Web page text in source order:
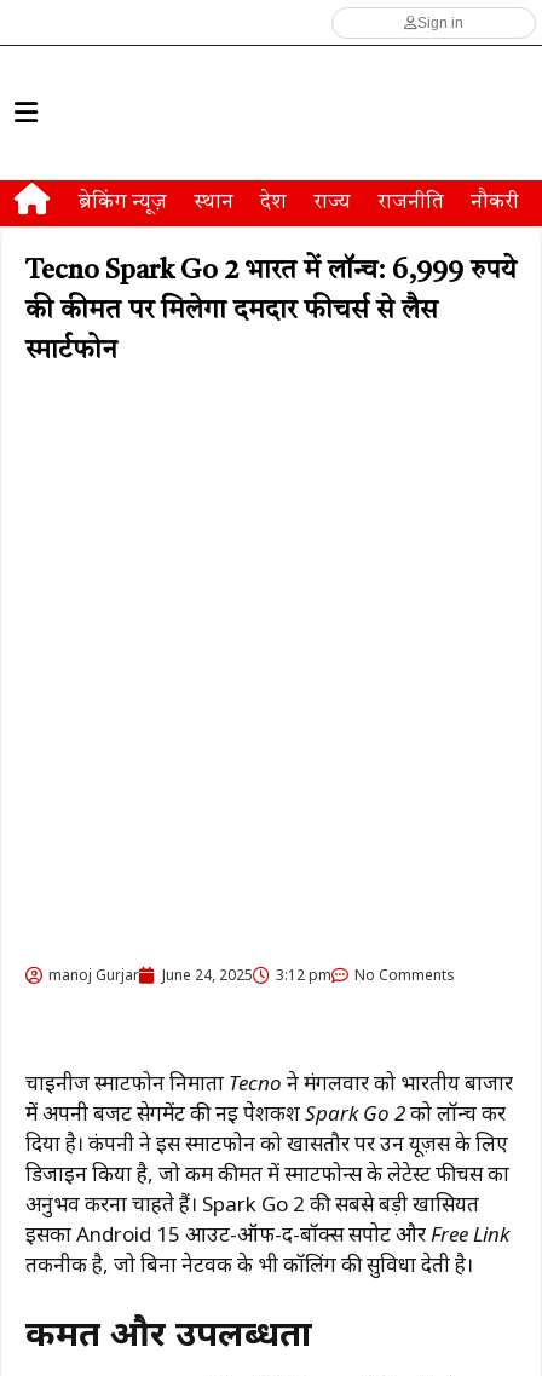
Sign in
ब्रेकिंग न्यूज़ स्थान देश राज्य राजनीति नौकरी
Tecno Spark Go 2 भारत में लॉन्च: 6,999 रुपये
की कीमत पर मिलेगा दमदार फीचर्स से लैस
स्मार्टफोन
manoj Gurjar June 24, 2025 3:12 pm No Comments
चाइनीज स्मार्टफोन निर्माता Tecno ने मंगलवार को भारतीय बाजार
में अपनी बजट सेगमेंट की नई पेशकशSpark Go 2को लॉन्च कर
दिया है। कंपनी ने इस स्मार्टफोन को खासतौर पर उन यूज़र्स के लिए
डिजाइन किया है, जो कम कीमत में स्मार्टफोन्स के लेटेस्ट फीचर्स का
अनुभव करना चाहते हैं। Spark Go 2 की सबसे बड़ी खासियत
इसका Android 15 आउट-ऑफ-द-बॉक्स सपोर्ट औरFree Link
तकनीक है, जो बिना नेटवर्क के भी कॉलिंग की सुविधा देती है।
कीमत और उपलब्धता